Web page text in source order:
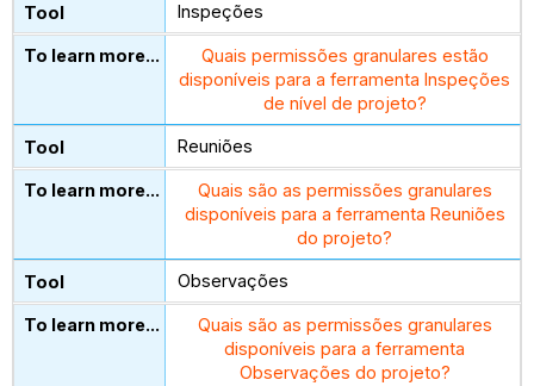
Inspeções
Quais permissões granulares estão
disponíveis para a ferramenta Inspeções
de nível de projeto?
Reuniões
Quais são as permissões granulares
disponíveis para a ferramenta Reuniões
do projeto?
Observações
Quais são as permissões granulares
disponíveis para a ferramenta
Observações do projeto?